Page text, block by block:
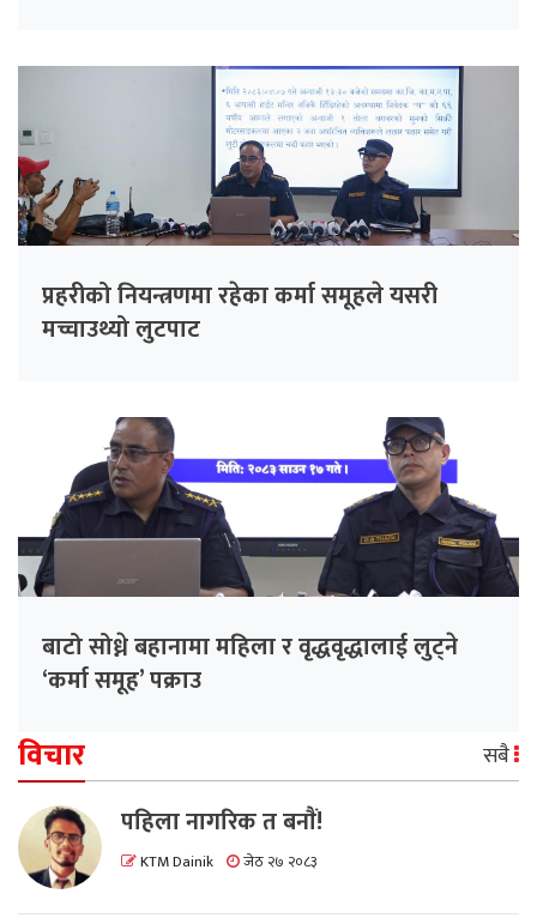
प्रहरीको नियन्त्रणमा रहेका कर्मा समूहले यसरी
मच्चाउथ्यो लुटपाट
बाटो सोध्ने बहानामा महिला र वृद्धवृद्धालाई लुट्ने
‘कर्मा समूह’ पक्राउ
विचार सबै
पहिला नागरिक त बनाैं!
KTM Dainik जेठ २७ २०८३